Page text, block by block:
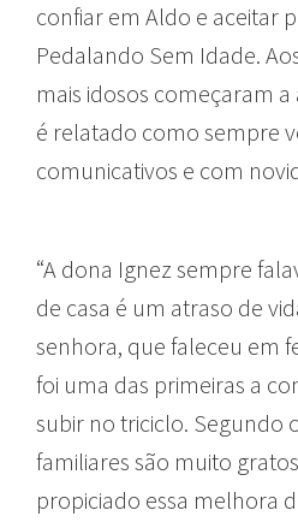
confiar em Aldo e aceitar
Pedalando Sem Idade.
mais idosos começaram a
é relatado como sempre
comunicativos e com
“A dona Ignez sempre
de casa é um atraso de
senhora, que faleceu em
foi uma das primeiras a
subir no triciclo. Segundo
familiares são muito
propiciado essa melhora